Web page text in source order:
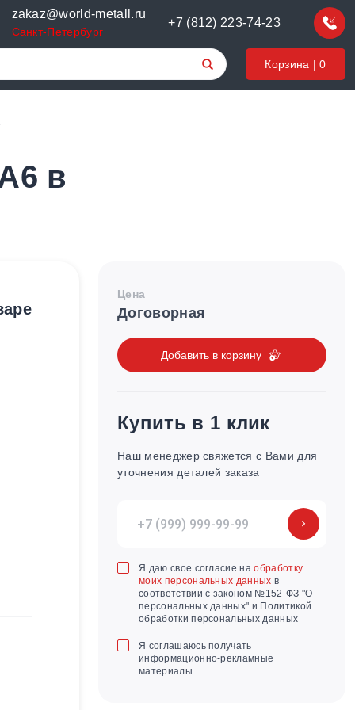
zakaz@world-metall.ru
Санкт-Петербург
+7 (812) 223-74-23
Корзина |0
в
Цена
Договорная
Добавить в корзину
Купить в 1 клик
Наш менеджер свяжется с Вами для
уточнения деталей заказа
Я даю свое согласие наобработку
моих персональных данных в
соответствии с законом №152-ФЗ "О
персональных данных" и Политикой
обработки персональных данных
Я соглашаюсь получать
информационно-рекламные
материалы